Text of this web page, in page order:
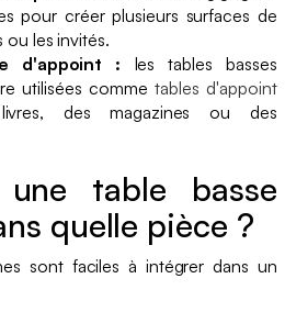
pour créer plusieurs surfaces de
ou les invités.
d'appoint : les tables basses
utilisées commetables d'appoint
des magazines ou des
table basse
quelle pièce ?
sont faciles à intégrer dans un